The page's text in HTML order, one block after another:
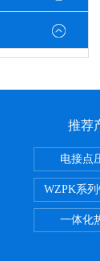
推荐
电接点
WZPK系列
一体化